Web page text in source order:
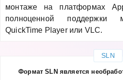
монтаже на платформах
полноценной поддержки
QuickTime Player или VLC.
SLN
Формат SLN является